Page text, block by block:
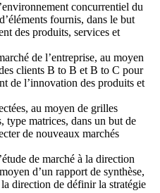
concurrentiel du
fournis, dans le but
des produits, services et
de l’entreprise, au moyen
clients B to B et B to C pour
de l’innovation des produits et
au moyen de grilles
type matrices, dans un but de
de nouveaux marchés
de marché à la direction
d’un rapport de synthèse,
direction de définir la stratégie